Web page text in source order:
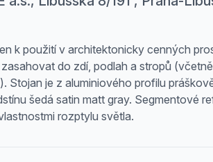
k použití v architektonicky cenných
do zdí, podlah a stropů (včetně
Stojan je z aluminiového profilu
šedá satin matt gray. Segmentové
rozptylu světla.